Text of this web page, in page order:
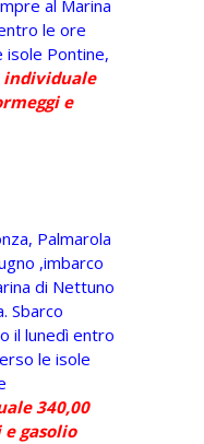
al Marina
le ore
isole Pontine,
individuale
e
Palmarola
,imbarco
di Nettuno
Sbarco
il lunedì entro
le isole
340,00
gasolio